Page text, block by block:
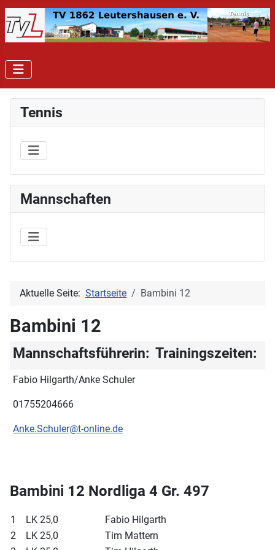
Tennis
Mannschaften
Aktuelle Seite: Startseite Bambini 12
Bambini 12
Mannschaftsführerin: Trainingszeiten:
Fabio Hilgarth/Anke Schuler
01755204666
Anke.Schuler@t-online.de
Bambini 12 Nordliga 4 Gr. 497
1 LK 25,0
Fabio Hilgarth
2
LK 25,0
Tim Mattern